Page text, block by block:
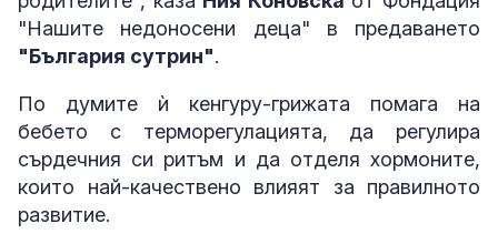
"Нашите недоносени деца" в предаването
"България сутрин".
По думите ѝ кенгуру-грижата помага на
бебето с терморегулацията, да регулира
сърдечния си ритъм и да отделя хормоните,
които най-качествено влияят за правилното
развитие.